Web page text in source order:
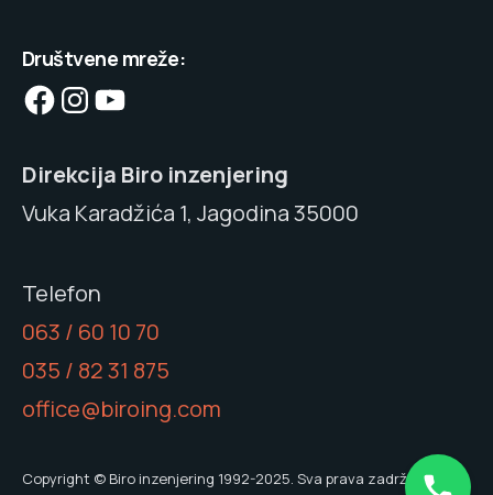
Društvene mreže:
Facebook
Instagram
YouTube
Direkcija Biro inzenjering
Vuka Karadžića 1, Jagodina 35000
Telefon
063 / 60 10 70
035 / 82 31 875
office@biroing.com
Copyright © Biro inzenjering 1992-2025. Sva prava zadržana.